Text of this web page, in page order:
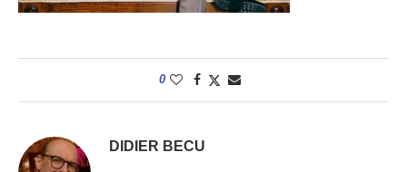
0
DIDIER BECU